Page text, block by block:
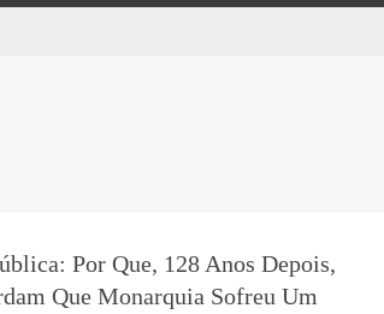
Por Que, 128 Anos Depois,
Que Monarquia Sofreu Um